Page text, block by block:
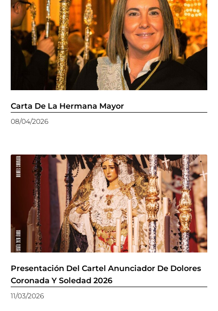
Carta De La Hermana Mayor
08/04/2026
Presentación Del Cartel Anunciador De Dolores
Coronada Y Soledad 2026
11/03/2026